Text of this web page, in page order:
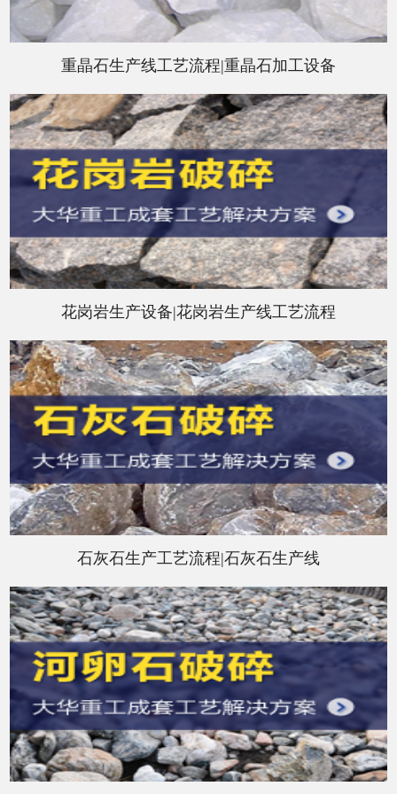
重晶石生产线工艺流程|重晶石加工设备
花岗岩生产设备|花岗岩生产线工艺流程
石灰石生产工艺流程|石灰石生产线